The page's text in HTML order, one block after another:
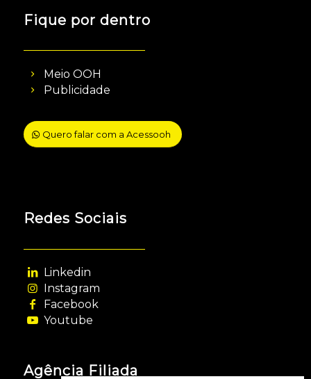
Fique por dentro
Meio OOH
Publicidade
Quero falar com a Acessooh
Redes Sociais
Linkedin
Instagram
Facebook
Youtube
Agência Filiada